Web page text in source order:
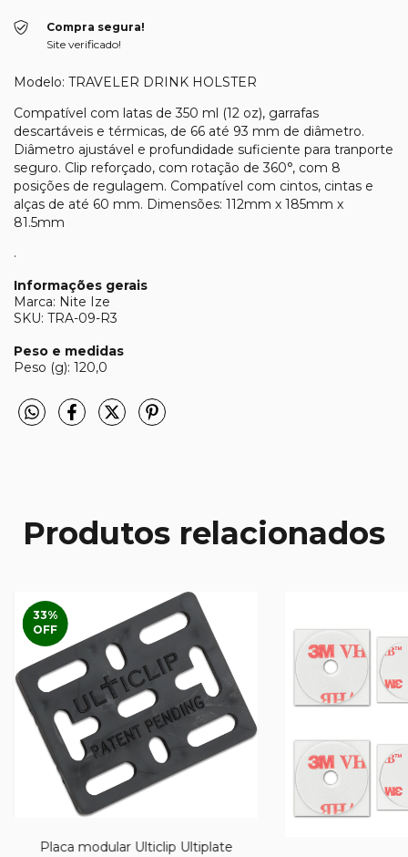
Compra segura!
Site verificado!
Modelo: TRAVELER DRINK HOLSTER
Compatível com latas de 350 ml (12 oz), garrafas
descartáveis e térmicas, de 66 até 93 mm de diâmetro.
Diâmetro ajustável e profundidade suficiente para tranporte
seguro. Clip reforçado, com rotação de 360°, com 8
posições de regulagem. Compatível com cintos, cintas e
alças de até 60 mm. Dimensões: 112mm x 185mm x
81.5mm
.
Informações gerais
Marca: Nite Ize
SKU: TRA-09-R3
Peso e medidas
Peso (g): 120,0
Produtos relacionados
33%
OFF
Placa modular Ulticlip Ultiplate